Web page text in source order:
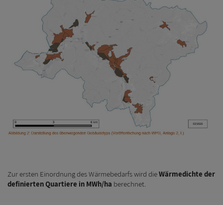
Zur ersten Einordnung des Wärmebedarfs wird dieWärmedichte der
definierten Quartiere in MWh/ha berechnet.